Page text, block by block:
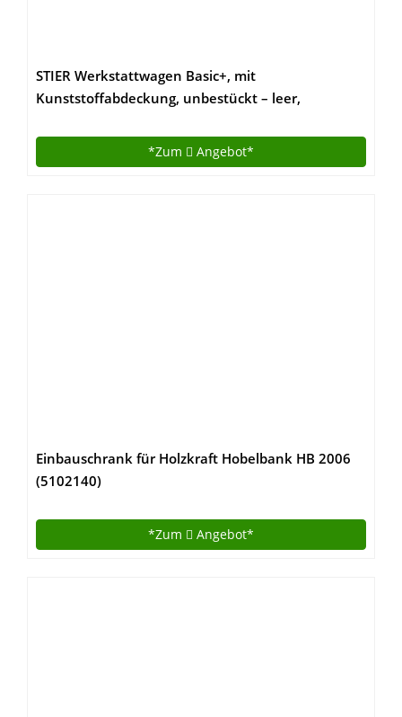
STIER Werkstattwagen Basic+, mit
Kunststoffabdeckung, unbestückt – leer,
Belastung
*Zum Angebot*
Einbauschrank für Holzkraft Hobelbank HB 2006
(5102140)
*Zum Angebot*